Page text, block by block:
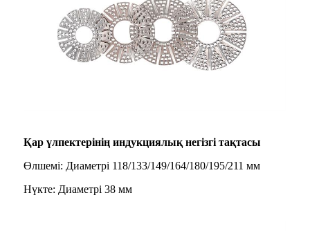
Қар үлпектерінің индукциялық негізгі тақтасы
Өлшемі: Диаметрі 118/133/149/164/180/195/211 мм
Нүкте: Диаметрі 38 мм